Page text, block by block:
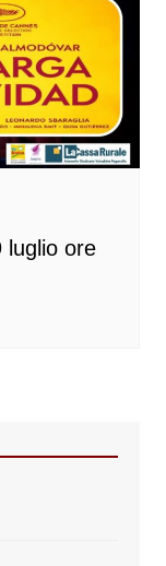
luglio ore